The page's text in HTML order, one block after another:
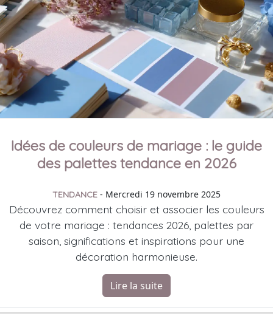
Idées de couleurs de mariage : le guide
des palettes tendance en 2026
TENDANCE - Mercredi 19 novembre 2025
Découvrez comment choisir et associer les couleurs
de votre mariage : tendances 2026, palettes par
saison, significations et inspirations pour une
décoration harmonieuse.
Lire la suite